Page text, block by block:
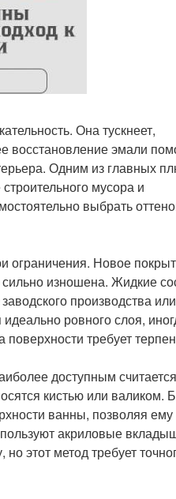
Она тускнеет,
эмали
Одним из главных
мусора и
выбрать
ограничения. Новое
изношена. Жидкие
производства или
ровного слоя,
требует
доступным считается
кистью или валиком.
ванны, позволяя ему
акриловые
этот метод требует